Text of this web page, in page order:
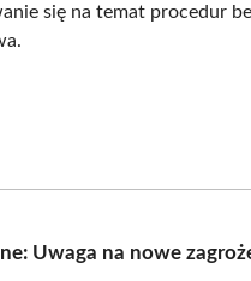
się na temat procedur
Uwaga na nowe